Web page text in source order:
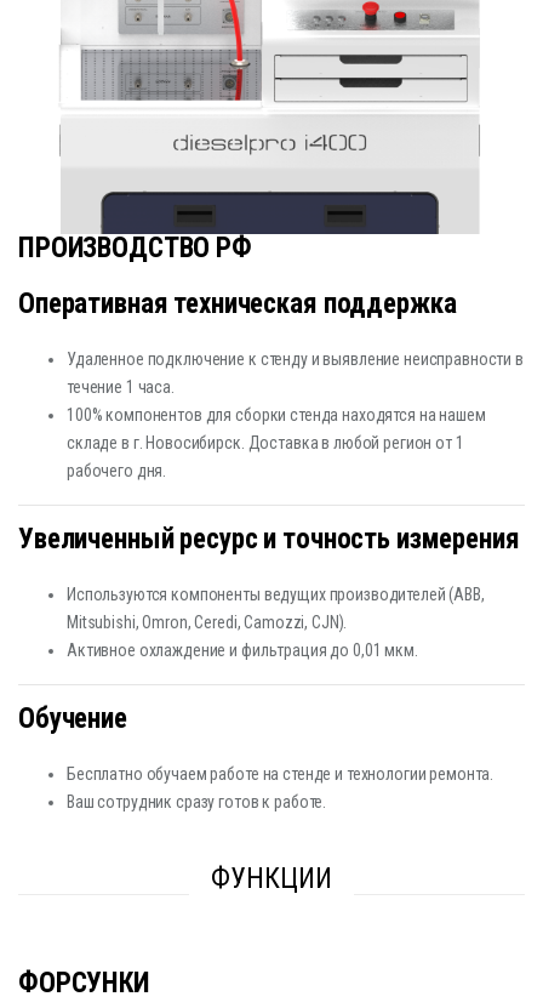
ПРОИЗВОДСТВО РФ
Оперативная техническая поддержка
Удаленное подключение к стенду и выявление неисправности в
течение 1 часа.
100% компонентов для сборки стенда находятся на нашем
складе в г. Новосибирск. Доставка в любой регион от 1
рабочего дня.
Увеличенный ресурс и точность измерения
Используются компоненты ведущих производителей (ABB,
Mitsubishi, Omron, Ceredi, Camozzi, CJN).
Активное охлаждение и фильтрация до 0,01 мкм.
Обучение
Бесплатно обучаем работе на стенде и технологии ремонта.
Ваш сотрудник сразу готов к работе.
ФУНКЦИИ
ФОРСУНКИ